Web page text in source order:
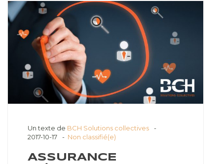
Un texte de BCH Solutions collectives
2017-10-17
Non classifié(e)
ASSURANCE